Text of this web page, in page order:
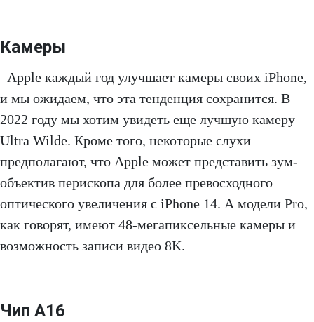
Камеры
Apple каждый год улучшает камеры своих iPhone,
и мы ожидаем, что эта тенденция сохранится. В
2022 году мы хотим увидеть еще лучшую камеру
Ultra Wilde. Кроме того, некоторые слухи
предполагают, что Apple может представить зум-
объектив перископа для более превосходного
оптического увеличения с iPhone 14. А модели Pro,
как говорят, имеют 48-мегапиксельные камеры и
возможность записи видео 8K.
Чип А16